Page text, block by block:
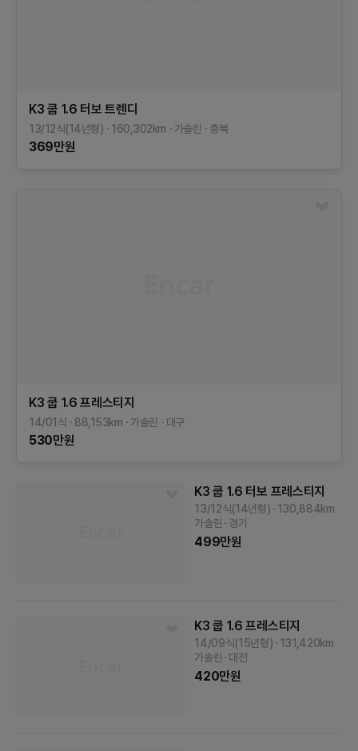
K3 쿱 1.6 터보 트렌디
13/12식(14년형) 160,302km 가솔린 충북
369만원
K3 쿱 1.6 프레스티지
14/01식 88,153km 가솔린 대구
530만원
K3 쿱 1.6 터보 프레스티지
13/12식(14년형) 130,884km
가솔린
경기
499만원
K3 쿱 1.6 프레스티지
14/09식(15년형) 131,420km
가솔린
대전
420만원